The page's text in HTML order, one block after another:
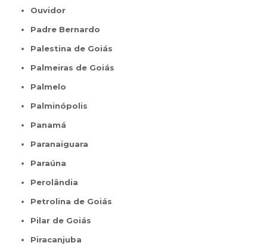
Ouvidor
Padre Bernardo
Palestina de Goiás
Palmeiras de Goiás
Palmelo
Palminópolis
Panamá
Paranaiguara
Paraúna
Perolândia
Petrolina de Goiás
Pilar de Goiás
Piracanjuba